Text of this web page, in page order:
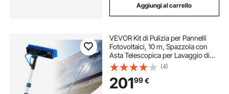
Aggiungi al carrello
VEVOR Kit di Pulizia per Pannelli
Fotovoltaici, 10 m, Spazzola con
Asta Telescopica per Lavaggio di
Pannelli Solari su Tetti e Finestre,
con Attacco Acqua, Dispenser di
Sapone, Testa Girevole a 180°
(4)
20199€